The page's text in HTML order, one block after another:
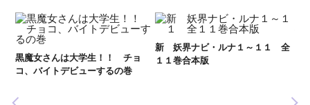
黒魔女さんは大学生！！ チョ
コ、バイトデビューするの巻
新 妖界ナビ・ルナ１～１１ 全
１１巻合本版